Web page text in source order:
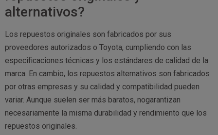
alternativos?
Los repuestos originales son fabricados por sus
proveedores autorizados o Toyota, cumpliendo con las
especificaciones técnicas y los estándares de calidad de la
marca. En cambio, los repuestos alternativos son fabricados
por otras empresas y su calidad y compatibilidad pueden
variar. Aunque suelen ser más baratos, nogarantizan
necesariamente la misma durabilidad y rendimiento que los
repuestos originales.